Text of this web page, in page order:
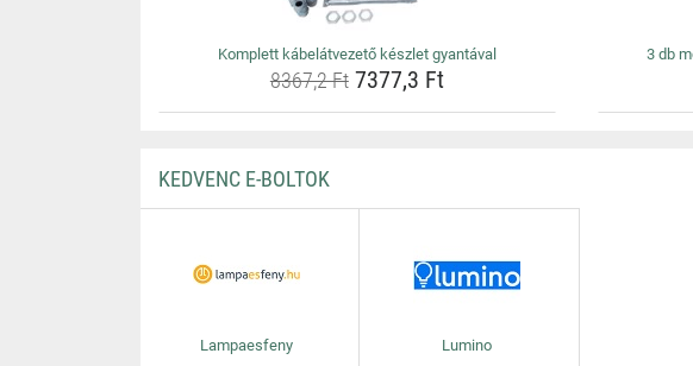
Komplett kábelátvezető készlet gyantával
8367,2 Ft7377,3 Ft
3 db
KEDVENC E-BOLTOK
Lampaesfeny Lumino